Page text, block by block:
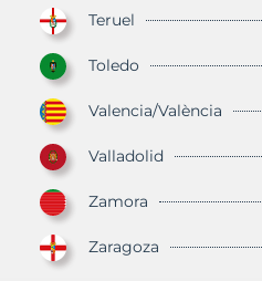
Teruel
Toledo
Valencia/València
Valladolid
Zamora
Zaragoza